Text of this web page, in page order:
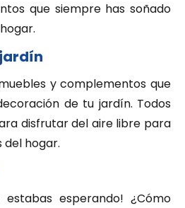
que siempre has soñado
y complementos que
de tu jardín. Todos
disfrutar del aire libre para
del hogar.
estabas esperando! ¿Cómo